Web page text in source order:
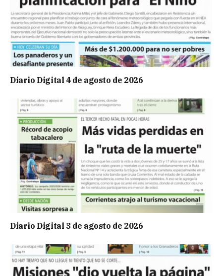
Diario Digital 4 de agosto de 2026
Diario Digital 3 de agosto de 2026